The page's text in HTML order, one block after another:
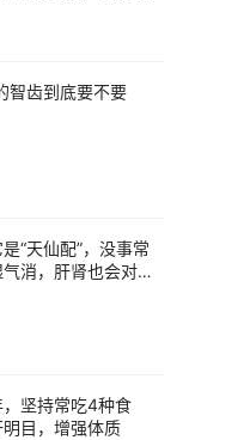
智齿到底要不要
“天仙配”，没事常
消，肝肾也会对你
，坚持常吃4种食
目，增强体质